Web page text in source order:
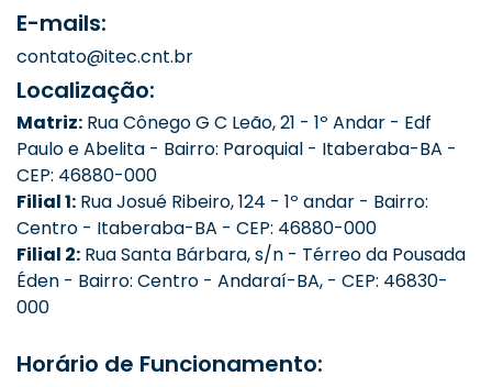
E-mails:
contato@itec.cnt.br
Localização:
Matriz: Rua Cônego G C Leão, 21 - 1º Andar - Edf
Paulo e Abelita - Bairro: Paroquial - Itaberaba-BA -
CEP: 46880-000
Filial 1: Rua Josué Ribeiro, 124 - 1º andar - Bairro:
Centro - Itaberaba-BA - CEP: 46880-000
Filial 2: Rua Santa Bárbara, s/n - Térreo da Pousada
Éden - Bairro: Centro - Andaraí-BA, - CEP: 46830-
000
Horário de Funcionamento: